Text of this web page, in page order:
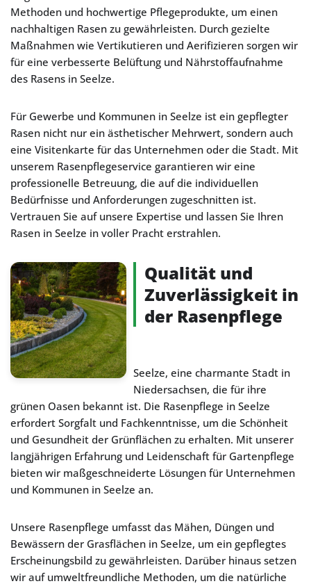
Methoden und hochwertige Pflegeprodukte, um einen
nachhaltigen Rasen zu gewährleisten. Durch gezielte
Maßnahmen wie Vertikutieren und Aerifizieren sorgen wir
für eine verbesserte Belüftung und Nährstoffaufnahme
des Rasens in Seelze.
Für Gewerbe und Kommunen in Seelze ist ein gepflegter
Rasen nicht nur ein ästhetischer Mehrwert, sondern auch
eine Visitenkarte für das Unternehmen oder die Stadt. Mit
unserem Rasenpflegeservice garantieren wir eine
professionelle Betreuung, die auf die individuellen
Bedürfnisse und Anforderungen zugeschnitten ist.
Vertrauen Sie auf unsere Expertise und lassen Sie Ihren
Rasen in Seelze in voller Pracht erstrahlen.
Qualität und
Zuverlässigkeit in
der Rasenpflege
Seelze, eine charmante Stadt in
Niedersachsen, die für ihre
grünen Oasen bekannt ist. Die Rasenpflege in Seelze
erfordert Sorgfalt und Fachkenntnisse, um die Schönheit
und Gesundheit der Grünflächen zu erhalten. Mit unserer
langjährigen Erfahrung und Leidenschaft für Gartenpflege
bieten wir maßgeschneiderte Lösungen für Unternehmen
und Kommunen in Seelze an.
Unsere Rasenpflege umfasst das Mähen, Düngen und
Bewässern der Grasflächen in Seelze, um ein gepflegtes
Erscheinungsbild zu gewährleisten. Darüber hinaus setzen
wir auf umweltfreundliche Methoden, um die natürliche